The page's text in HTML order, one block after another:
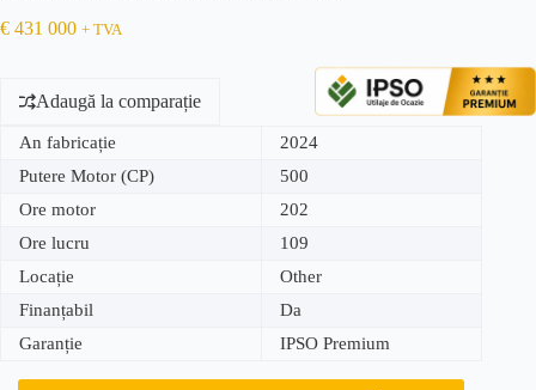
€ 431 000 + TVA
Adaugă la comparație
An fabricație
2024
Putere Motor (CP)
500
Ore motor
202
Ore lucru
109
Locație
Other
Finanțabil
Da
Garanție
IPSO Premium